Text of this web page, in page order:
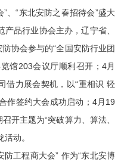
、“东北安防之春招待会”盛大
品行业协会主办，辽宁省、
协会参与的“全国安防行业团
馆203会议厅顺利召开；4月
借力展会契机，以“重相识 轻
作签约大会成功启动；4月19
开主题为“突破算力、算法、
动。
工程商大会” 作为“东北安博